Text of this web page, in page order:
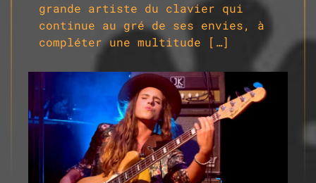
grande artiste du clavier qui
continue au gré de ses envies, à
compléter une multitude […]